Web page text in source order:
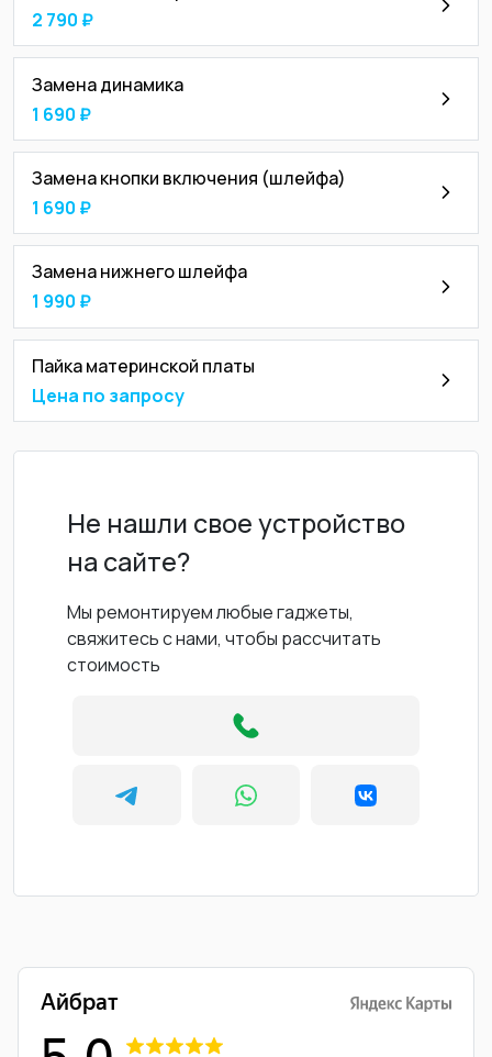
2 790 ₽
Замена динамика
1 690 ₽
Замена кнопки включения (шлейфа)
1 690 ₽
Замена нижнего шлейфа
1 990 ₽
Пайка материнской платы
Цена по запросу
Не нашли свое устройство
на сайте?
Мы ремонтируем любые гаджеты,
свяжитесь с нами, чтобы рассчитать
стоимость